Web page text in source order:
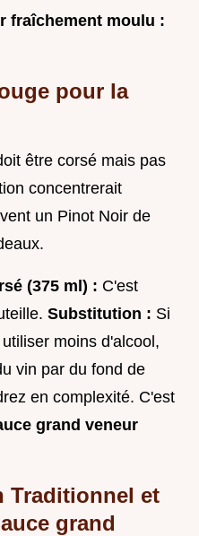
fraîchement moulu :
pour la
être corsé mais pas
concentrerait
un Pinot Noir de
(375 ml) : C'est
Substitution : Si
moins d'alcool,
vin par du fond de
en complexité. C'est
grand veneur
Traditionnel et
grand